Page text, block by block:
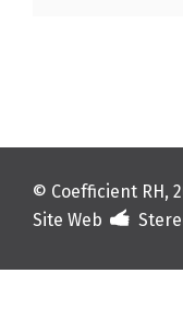
© Coefficient RH,
Site Web